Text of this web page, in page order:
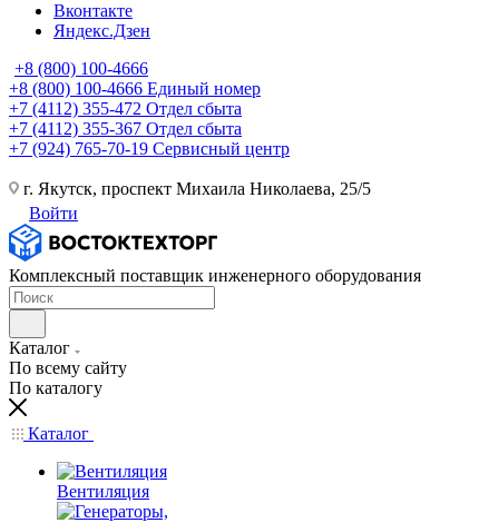
Вконтакте
Яндекс.Дзен
+8 (800) 100-4666
+8 (800) 100-4666 Единый номер
+7 (4112) 355-472 Отдел сбыта
+7 (4112) 355-367 Отдел сбыта
+7 (924) 765-70-19 Сервисный центр
г. Якутск, проспект Михаила Николаева, 25/5
Войти
Комплексный поставщик инженерного оборудования
Каталог
По всему сайту
По каталогу
Каталог
Вентиляция